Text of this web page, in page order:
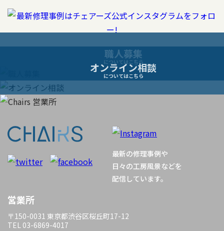
ゲ
ー
シ
ョ
ン
職人募集
についてはこちら
オンライン相談
についてはこちら
最新の修理事例や
日々の工房風景などを
配信しています。
営業所
〒150-0031 東京都渋谷区桜丘町17-12
TEL 03-6869-4017